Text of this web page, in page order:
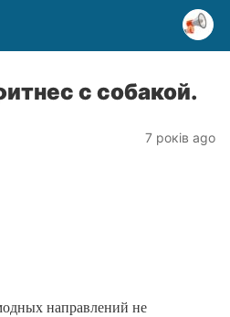
с собакой.
7 років ago
направлений не